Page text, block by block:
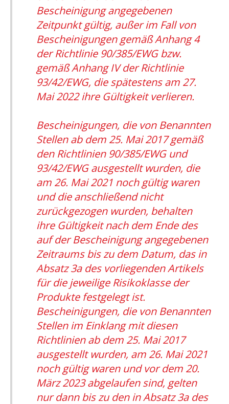
Bescheinigung angegebenen
Zeitpunkt gültig, außer im Fall von
Bescheinigungen gemäß Anhang 4
der Richtlinie 90/385/EWG bzw.
gemäß Anhang IV der Richtlinie
93/42/EWG, die spätestens am 27.
Mai 2022 ihre Gültigkeit verlieren.
Bescheinigungen, die von Benannten
Stellen ab dem 25. Mai 2017 gemäß
den Richtlinien 90/385/EWG und
93/42/EWG ausgestellt wurden, die
am 26. Mai 2021 noch gültig waren
und die anschließend nicht
zurückgezogen wurden, behalten
ihre Gültigkeit nach dem Ende des
auf der Bescheinigung angegebenen
Zeitraums bis zu dem Datum, das in
Absatz 3a des vorliegenden Artikels
für die jeweilige Risikoklasse der
Produkte festgelegt ist.
Bescheinigungen, die von Benannten
Stellen im Einklang mit diesen
Richtlinien ab dem 25. Mai 2017
ausgestellt wurden, am 26. Mai 2021
noch gültig waren und vor dem 20.
März 2023 abgelaufen sind, gelten
nur dann bis zu den in Absatz 3a des